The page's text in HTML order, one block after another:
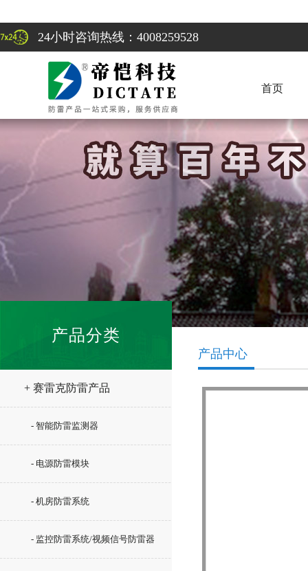
24小时咨询热线：4008259528
首页
产品分类
+ 赛雷克防雷产品
- 智能防雷监测器
- 电源防雷模块
- 机房防雷系统
- 监控防雷系统/视频信号防雷器
产品中心